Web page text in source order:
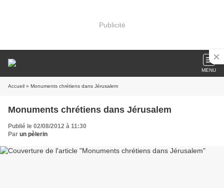
Publicité
MENU
Accueil » Monuments chrétiens dans Jérusalem
Monuments chrétiens dans Jérusalem
Publié le 02/08/2012 à 11:30
Par un pèlerin